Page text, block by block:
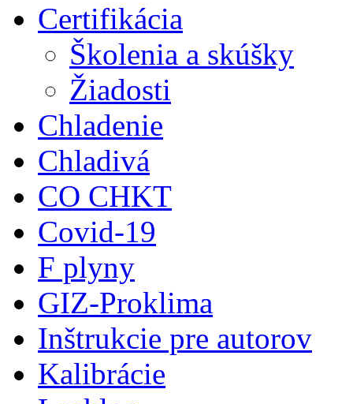
Certifikácia
Školenia a skúšky
Žiadosti
Chladenie
Chladivá
CO CHKT
Covid-19
F plyny
GIZ-Proklima
Inštrukcie pre autorov
Kalibrácie